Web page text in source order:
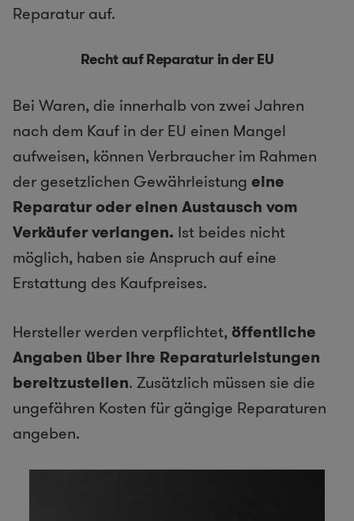
Reparatur auf.
Recht auf Reparatur in der EU
Bei Waren, die innerhalb von zwei Jahren
nach dem Kauf in der EU einen Mangel
aufweisen, können Verbraucher im Rahmen
der gesetzlichen Gewährleistung eine
Reparatur oder einen Austausch vom
Verkäufer verlangen. Ist beides nicht
möglich, haben sie Anspruch auf eine
Erstattung des Kaufpreises.
Hersteller werden verpflichtet,öffentliche
Angaben über ihre Reparaturleistungen
bereitzustellen. Zusätzlich müssen sie die
ungefähren Kosten für gängige Reparaturen
angeben.